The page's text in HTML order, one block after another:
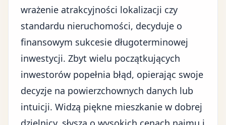
wrażenie atrakcyjności lokalizacji czy
standardu nieruchomości, decyduje o
finansowym sukcesie długoterminowej
inwestycji. Zbyt wielu początkujących
inwestorów popełnia błąd, opierając swoje
decyzje na powierzchownych danych lub
intuicji. Widzą piękne mieszkanie w dobrej